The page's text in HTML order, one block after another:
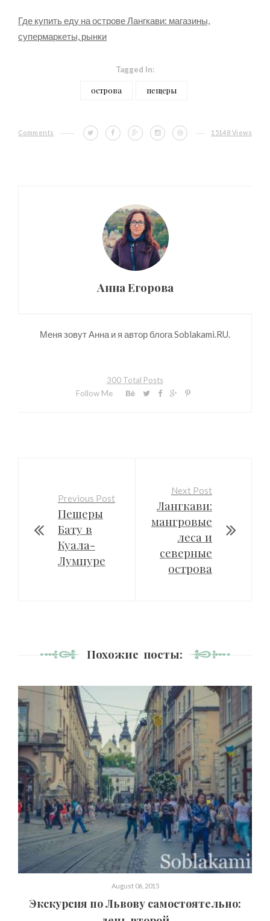
Где купить еду на острове Лангкави: магазины,
супермаркеты, рынки
Tagged In:
острова пещеры
Comments 15148 Views
Анна Егорова
Меня зовут Анна и я автор блога Soblakami.RU.
300 Total Posts
Follow Me
Previous Post
Пещеры
Бату в
Куала-
Лумпуре
Next Post
Лангкави:
мангровые
леса и
северные
острова
Похожие посты:
August 06, 2015
Экскурсия по Львову самостоятельно: